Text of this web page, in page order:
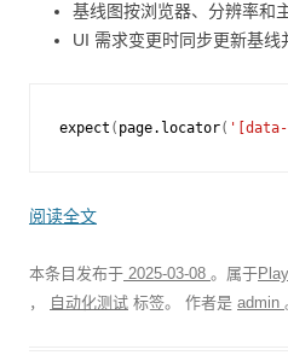
基线图按浏览器、分辨率和
UI 需求变更时同步更新基线
expect ( page. locator(
阅读全文
本条目发布于 2025-03-08 。属于
，
自动化测试 标签。 作者是 admin